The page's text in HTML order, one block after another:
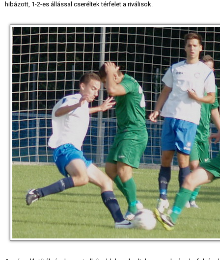
hibázott, 1-2-es állással cseréltek térfelet a riválisok.